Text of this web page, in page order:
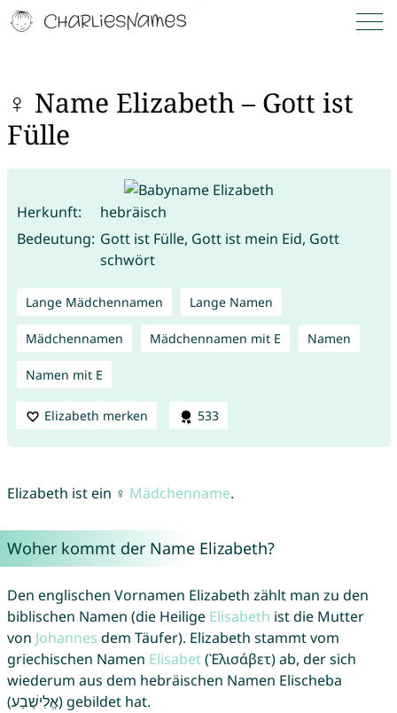
♀ Name Elizabeth – Gott ist
Fülle
Herkunft:
hebräisch
Bedeutung: Gott ist Fülle, Gott ist mein Eid, Gott
schwört
Lange Mädchennamen Lange Namen
Mädchennamen Mädchennamen mit E Namen
Namen mit E
Elizabeth merken 533
Elizabeth ist ein ♀ Mädchenname.
Woher kommt der Name Elizabeth?
Den englischen Vornamen Elizabeth zählt man zu den
biblischen Namen (die Heilige Elisabeth ist die Mutter
von Johannes dem Täufer). Elizabeth stammt vom
griechischen Namen Elisabet(Ἐλισάβετ) ab, der sich
wiederum aus dem hebräischen Namen Elischeba
(אֱלִישֶׁבַע) gebildet hat.